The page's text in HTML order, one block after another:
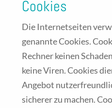
Cookies
Die Internetseiten
genannte Cookies.
Rechner keinen
keine Viren. Cookies
Angebot
sicherer zu machen.